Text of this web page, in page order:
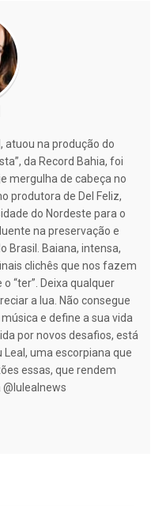
atuou na produção do
da Record Bahia, foi
mergulha de cabeça no
produtora de Del Feliz,
do Nordeste para o
na preservação e
Brasil. Baiana, intensa,
clichês que nos fazem
“ter”. Deixa qualquer
a lua. Não consegue
e define a sua vida
por novos desafios, está
uma escorpiana que
essas, que rendem